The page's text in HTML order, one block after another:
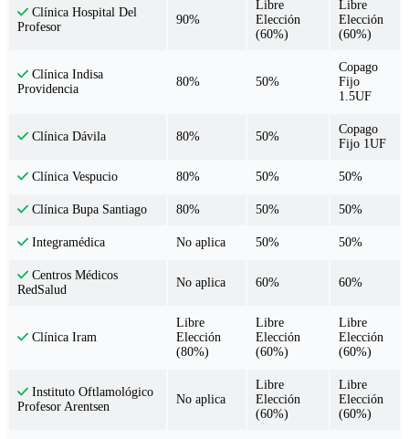
Clínica Hospital Del
Profesor
90%
Libre
Elección
(60%)
Libre
Elección
(60%)
Clínica Indisa
Providencia
80% 50%
Copago
Fijo
1.5UF
Clínica Dávila 80% 50%
Copago
Fijo 1UF
Clínica Vespucio 80% 50% 50%
Clínica Bupa Santiago 80% 50% 50%
Integramédica No aplica 50% 50%
Centros Médicos
RedSalud
No aplica 60% 60%
Clínica Iram
Libre
Elección
(80%)
Libre
Elección
(60%)
Libre
Elección
(60%)
Instituto Oftlamológico
Profesor Arentsen
No aplica
Libre
Elección
(60%)
Libre
Elección
(60%)